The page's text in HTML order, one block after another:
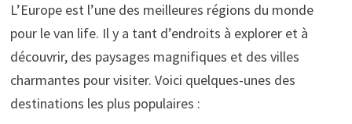
L’Europe est l’une des meilleures régions du monde
pour le van life. Il y a tant d’endroits à explorer et à
découvrir, des paysages magnifiques et des villes
charmantes pour visiter. Voici quelques-unes des
destinations les plus populaires :